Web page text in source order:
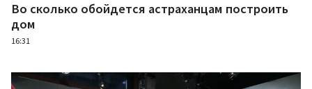
Во сколько обойдется астраханцам построить
дом
16:31